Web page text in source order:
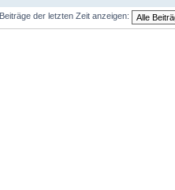
Beiträge der letzten Zeit anzeigen: